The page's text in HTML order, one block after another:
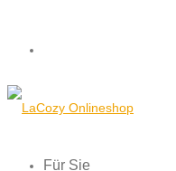
Für Sie